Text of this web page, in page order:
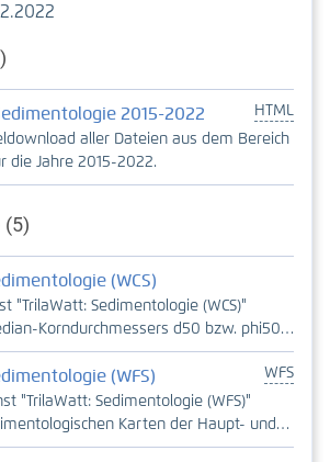
HTML
2015-2022
aller Dateien aus dem Bereich
die Jahre 2015-2022.
(5)
(WCS)
"TrilaWatt: Sedimentologie (WCS)"
Korndurchmessers d50 bzw. phi50,
(beide nach Folk and Ward, 1957)
die Jahre 2015-2022. Die
im trilateralen Wattenmeer als
m Raster vor. Datenerzeugung: Auf der
von Oberflächensedimentproben
WFS
(WFS)
"TrilaWatt: Sedimentologie (WFS)"
Karten der Haupt- und
für die Jahre 2015-2022. Die Karten